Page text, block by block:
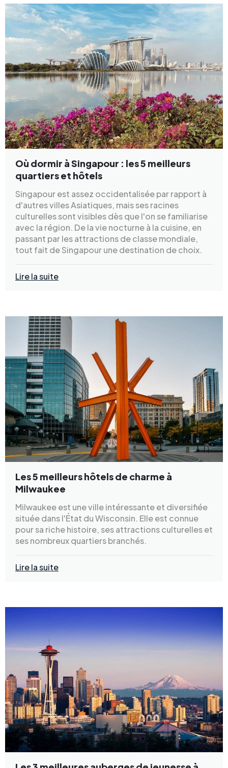
Où dormir à Singapour : les 5 meilleurs
quartiers et hôtels
Singapour est assez occidentalisée par rapport à
d'autres villes Asiatiques, mais ses racines
culturelles sont visibles dès que l'on se familiarise
avec la région. De la vie nocturne à la cuisine, en
passant par les attractions de classe mondiale,
tout fait de Singapour une destination de choix.
Lire la suite
Les 5 meilleurs hôtels de charme à
Milwaukee
Milwaukee est une ville intéressante et diversifiée
située dans l'État du Wisconsin. Elle est connue
pour sa riche histoire, ses attractions culturelles et
ses nombreux quartiers branchés.
Lire la suite